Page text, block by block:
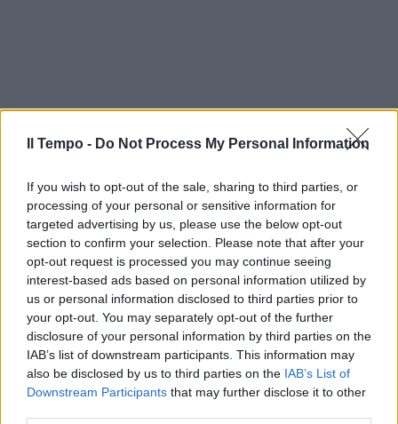
Il Tempo - Do Not Process My Personal Information
If you wish to opt-out of the sale, sharing to third parties, or
processing of your personal or sensitive information for
targeted advertising by us, please use the below opt-out
section to confirm your selection. Please note that after your
opt-out request is processed you may continue seeing
interest-based ads based on personal information utilized by
us or personal information disclosed to third parties prior to
your opt-out. You may separately opt-out of the further
disclosure of your personal information by third parties on the
IAB’s list of downstream participants. This information may
also be disclosed by us to third parties on the IAB’s List of
Downstream Participants that may further disclose it to other